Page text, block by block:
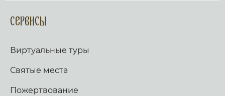
Сервисы
Виртуальные туры
Святые места
Пожертвование